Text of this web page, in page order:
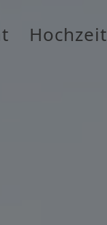
Hochzeit